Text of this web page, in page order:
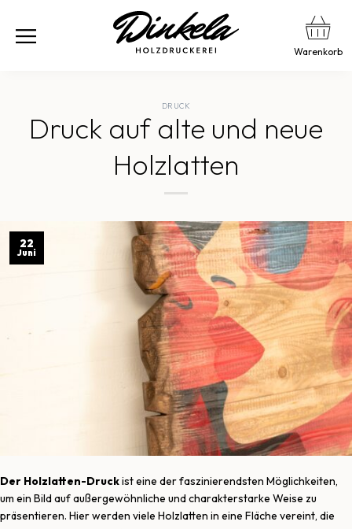
Warenkorb
DRUCK
Druck auf alte und neue
Holzlatten
22
Juni
Der Holzlatten-Druckist eine der faszinierendsten Möglichkeiten,
um ein Bild auf außergewöhnliche und charakterstarke Weise zu
präsentieren. Hier werden viele Holzlatten in eine Fläche vereint, die